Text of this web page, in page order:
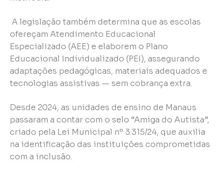
A legislação também determina que as escolas
ofereçam Atendimento Educacional
Especializado (AEE) e elaborem o Plano
Educacional Individualizado (PEI), assegurando
adaptações pedagógicas, materiais adequados e
tecnologias assistivas — sem cobrança extra.
Desde 2024, as unidades de ensino de Manaus
passaram a contar com o selo “Amiga do Autista”,
criado pela Lei Municipal nº 3.315/24, que auxilia
na identificação das instituições comprometidas
com a inclusão.